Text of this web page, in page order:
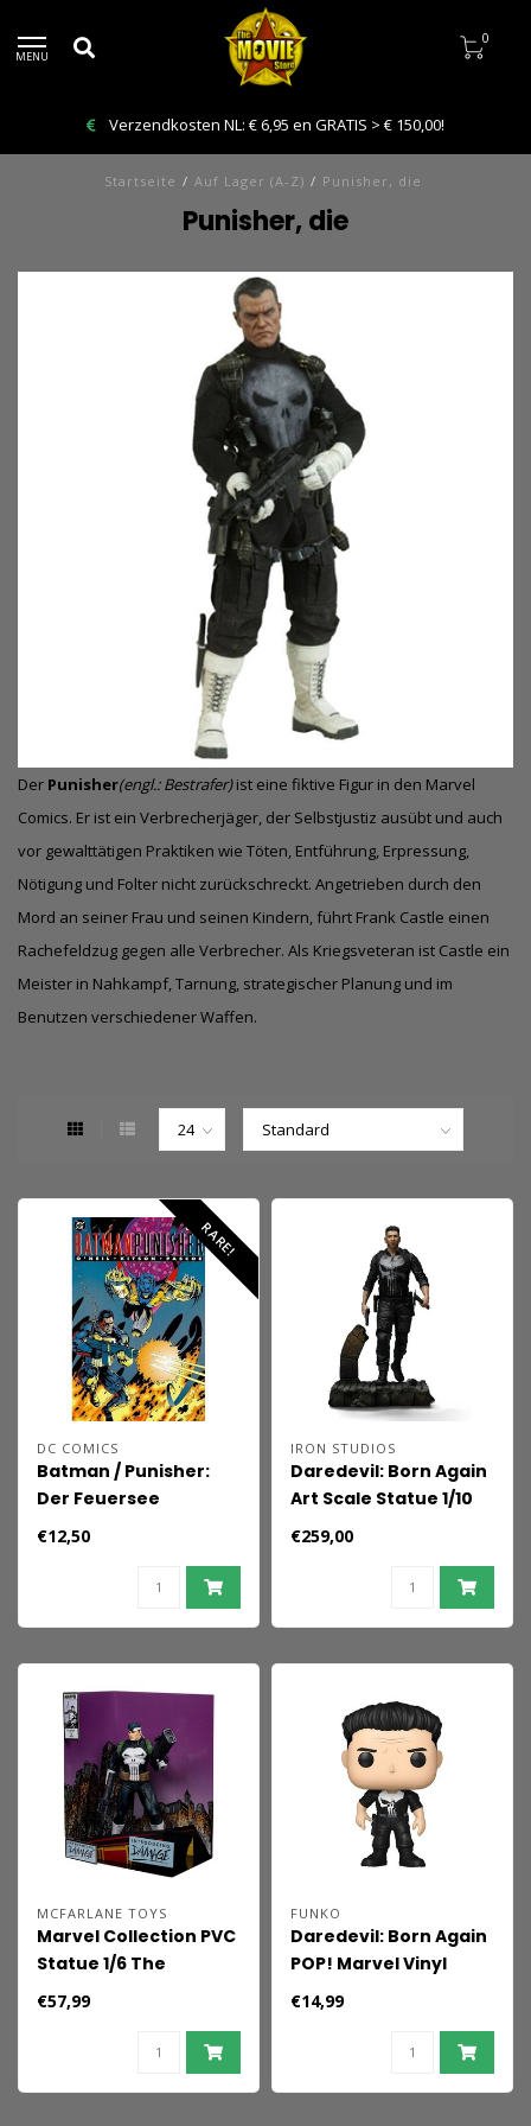
MENU
0
Verzendkosten NL: € 6,95 en GRATIS > € 150,00!
Startseite / Auf Lager (A-Z) / Punisher, die
Punisher, die
Der Punisher(engl.: Bestrafer)ist eine fiktive Figur in den Marvel
Comics. Er ist ein Verbrecherjäger, der Selbstjustiz ausübt und auch
vor gewalttätigen Praktiken wie Töten, Entführung, Erpressung,
Nötigung und Folter nicht zurückschreckt. Angetrieben durch den
Mord an seiner Frau und seinen Kindern, führt Frank Castle einen
Rachefeldzug gegen alle Verbrecher. Als Kriegsveteran ist Castle ein
Meister in Nahkampf, Tarnung, strategischer Planung und im
Benutzen verschiedener Waffen.
RARE!
DC COMICS
Batman / Punisher:
Der Feuersee
€12,50
IRON STUDIOS
Daredevil: Born Again
Art Scale Statue 1/10
Punisher 21 cm
€259,00
MCFARLANE TOYS
Marvel Collection PVC
Statue 1/6 The
Punisher (The
€57,99
FUNKO
Daredevil: Born Again
POP! Marvel Vinyl
Figur Punisher 9 cm
€14,99